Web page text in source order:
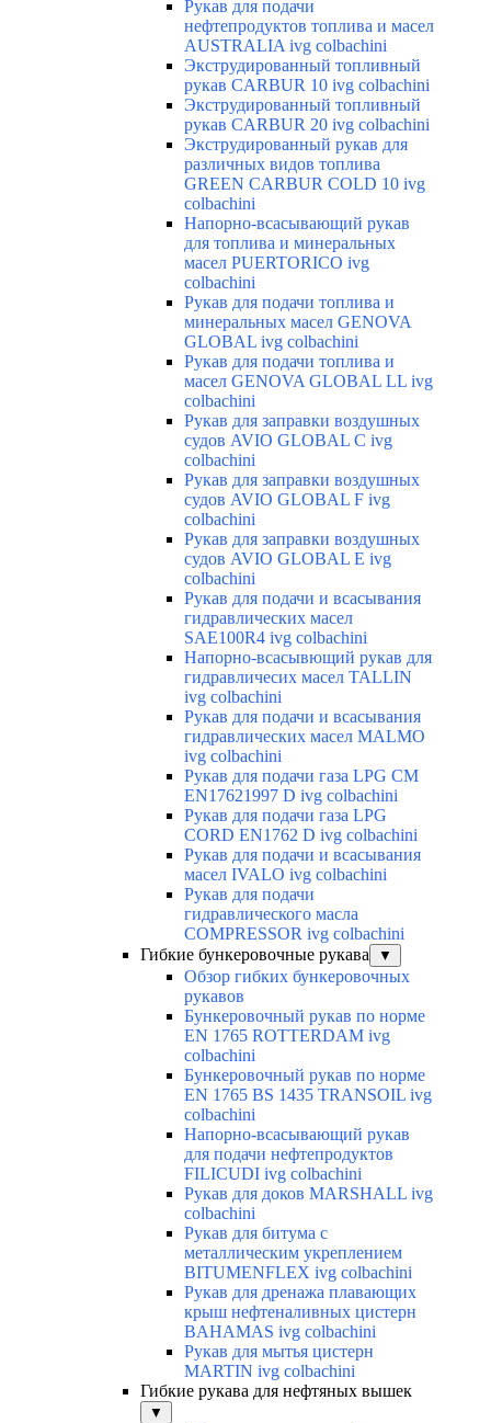
Рукав для подачи
нефтепродуктов топлива и масел
AUSTRALIA ivg colbachini
Экструдированный топливный
рукав CARBUR 10 ivg colbachini
Экструдированный топливный
рукав CARBUR 20 ivg colbachini
Экструдированный рукав для
различных видов топлива
GREEN CARBUR COLD 10 ivg
colbachini
Напорно-всасывающий рукав
для топлива и минеральных
масел PUERTORICO ivg
colbachini
Рукав для подачи топлива и
минеральных масел GENOVA
GLOBAL ivg colbachini
Рукав для подачи топлива и
масел GENOVA GLOBAL LL ivg
colbachini
Рукав для заправки воздушных
судов AVIO GLOBAL C ivg
colbachini
Рукав для заправки воздушных
судов AVIO GLOBAL F ivg
colbachini
Рукав для заправки воздушных
судов AVIO GLOBAL E ivg
colbachini
Рукав для подачи и всасывания
гидравлических масел
SAE100R4 ivg colbachini
Напорно-всасывющий рукав для
гидравличесих масел TALLIN
ivg colbachini
Рукав для подачи и всасывания
гидравлических масел MALMO
ivg colbachini
Рукав для подачи газа LPG CM
EN17621997 D ivg colbachini
Рукав для подачи газа LPG
CORD EN1762 D ivg colbachini
Рукав для подачи и всасывания
масел IVALO ivg colbachini
Рукав для подачи
гидравлического масла
COMPRESSOR ivg colbachini
Гибкие бункеровочные рукава
▼
Обзор гибких бункеровочных
рукавов
Бункеровочный рукав по норме
EN 1765 ROTTERDAM ivg
colbachini
Бункеровочный рукав по норме
EN 1765 BS 1435 TRANSOIL ivg
colbachini
Напорно-всасывающий рукав
для подачи нефтепродуктов
FILICUDI ivg colbachini
Рукав для доков MARSHALL ivg
colbachini
Рукав для битума с
металлическим укреплением
BITUMENFLEX ivg colbachini
Рукав для дренажа плавающих
крыш нефтеналивных цистерн
BAHAMAS ivg colbachini
Рукав для мытья цистерн
MARTIN ivg colbachini
Гибкие рукава для нефтяных вышек
▼